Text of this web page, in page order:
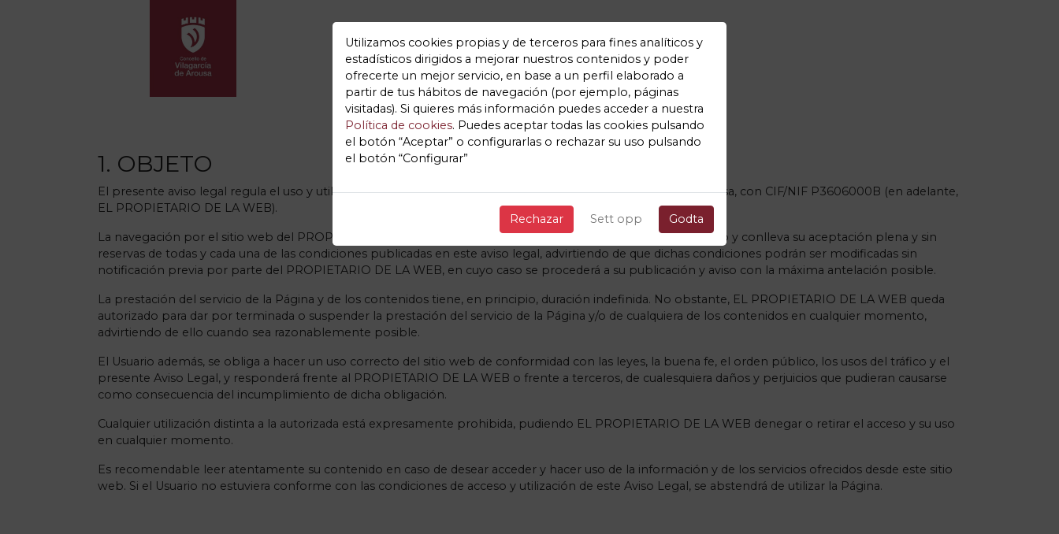
PLATAFORMA DE ENTRADAS E RESERVAS
AVISO LEGALTicket Vilagarcia
1. OBJETO
El presente aviso legal regula el uso y utilización del sitio web del que es titular Concello de Vilagarcía de Arousa, con CIF/NIF P3606000B (en adelante,
EL PROPIETARIO DE LA WEB).
La navegación por el sitio web del PROPIETARIO DE LA WEB le atribuye la condición de USUARIO del mismo y conlleva su aceptación plena y sin
reservas de todas y cada una de las condiciones publicadas en este aviso legal, advirtiendo de que dichas condiciones podrán ser modificadas sin
notificación previa por parte del PROPIETARIO DE LA WEB, en cuyo caso se procederá a su publicación y aviso con la máxima antelación posible.
La prestación del servicio de la Página y de los contenidos tiene, en principio, duración indefinida. No obstante, EL PROPIETARIO DE LA WEB queda
autorizado para dar por terminada o suspender la prestación del servicio de la Página y/o de cualquiera de los contenidos en cualquier momento,
advirtiendo de ello cuando sea razonablemente posible.
El Usuario además, se obliga a hacer un uso correcto del sitio web de conformidad con las leyes, la buena fe, el orden público, los usos del tráfico y el
presente Aviso Legal, y responderá frente al PROPIETARIO DE LA WEB o frente a terceros, de cualesquiera daños y perjuicios que pudieran causarse
como consecuencia del incumplimiento de dicha obligación.
Cualquier utilización distinta a la autorizada está expresamente prohibida, pudiendo EL PROPIETARIO DE LA WEB denegar o retirar el acceso y su uso
en cualquier momento.
Es recomendable leer atentamente su contenido en caso de desear acceder y hacer uso de la información y de los servicios ofrecidos desde este sitio
web. Si el Usuario no estuviera conforme con las condiciones de acceso y utilización de este Aviso Legal, se abstendrá de utilizar la Página.
Utilizamos cookies propias y de terceros para fines analíticos y
estadísticos dirigidos a mejorar nuestros contenidos y poder
ofrecerte un mejor servicio, en base a un perfil elaborado a
partir de tus hábitos de navegación (por ejemplo, páginas
visitadas). Si quieres más información puedes acceder a nuestra
Política de cookies. Puedes aceptar todas las cookies pulsando
el botón “Aceptar” o configurarlas o rechazar su uso pulsando
el botón “Configurar”
Rechazar Sett opp Godta